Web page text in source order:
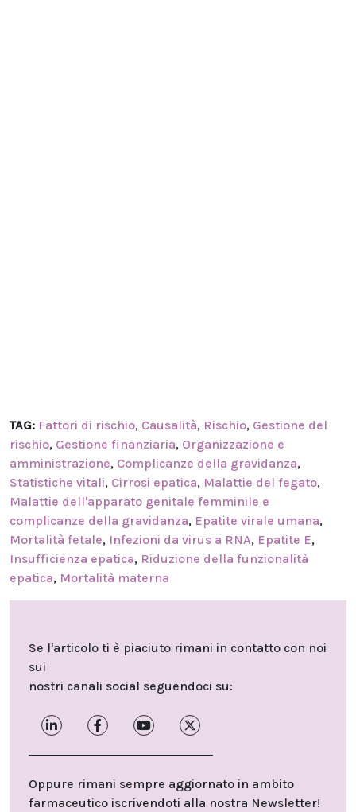
TAG: Fattori di rischio, Causalità, Rischio, Gestione del
rischio, Gestione finanziaria, Organizzazione e
amministrazione, Complicanze della gravidanza,
Statistiche vitali, Cirrosi epatica, Malattie del fegato,
Malattie dell'apparato genitale femminile e
complicanze della gravidanza, Epatite virale umana,
Mortalità fetale, Infezioni da virus a RNA, Epatite E,
Insufficienza epatica, Riduzione della funzionalità
epatica, Mortalità materna
Se l'articolo ti è piaciuto rimani in contatto con noi
sui
nostri canali social seguendoci su:
Oppure rimani sempre aggiornato in ambito
farmaceutico iscrivendoti alla nostra Newsletter!